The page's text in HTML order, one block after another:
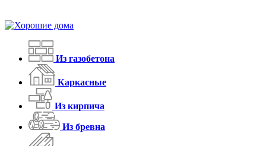
Из газобетона
Каркасные
Из кирпича
Из бревна